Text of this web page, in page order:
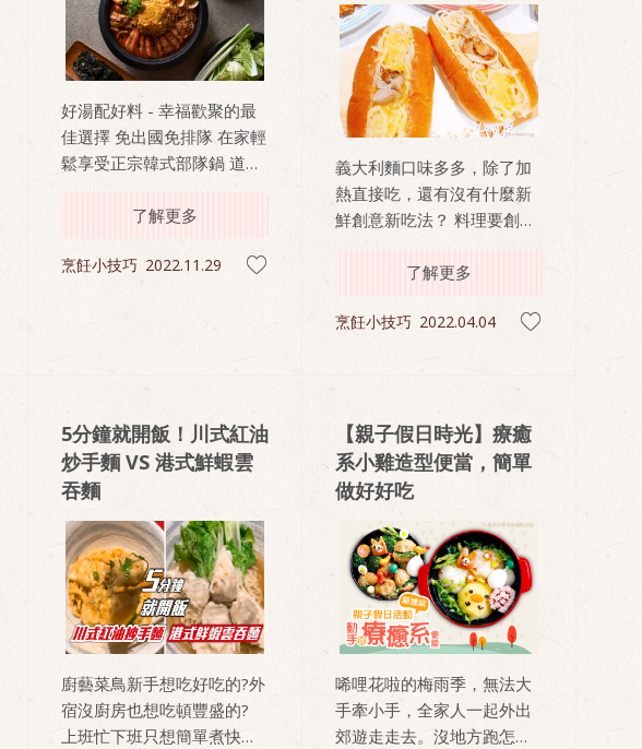
好湯配好料 - 幸福歡聚的最
佳選擇 免出國免排隊 在家輕
鬆享受正宗韓式部隊鍋 道地
韓式的湯底與配料，美味料
理組合，省下更多備料時
間，與家人朋友共享餐桌時
光 !
了解更多
烹飪小技巧 2022.11.29
義大利麵口味多多，除了加
熱直接吃，還有沒有什麼新
鮮創意新吃法？ 料理要創
意，找桂冠就對啦！話不多
說義大利麵新吃法大公開～
了解更多
烹飪小技巧 2022.04.04
5分鐘就開飯！川式紅油
炒手麵 VS 港式鮮蝦雲
吞麵
廚藝菜鳥新手想吃好吃的?外
宿沒廚房也想吃頓豐盛的?
上班忙下班只想簡單煮快速
【親子假日時光】療癒
系小雞造型便當，簡單
做好好吃
唏哩花啦的梅雨季，無法大
手牽小手，全家人一起外出
郊遊走走去。沒地方跑怎麼